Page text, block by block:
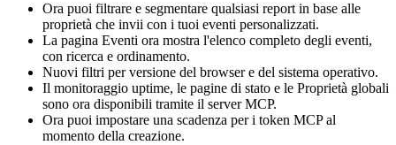
Ora puoi filtrare e segmentare qualsiasi report in base alle
proprietà che invii con i tuoi eventi personalizzati.
La pagina Eventi ora mostra l'elenco completo degli eventi,
con ricerca e ordinamento.
Nuovi filtri per versione del browser e del sistema operativo.
Il monitoraggio uptime, le pagine di stato e le Proprietà globali
sono ora disponibili tramite il server MCP.
Ora puoi impostare una scadenza per i token MCP al
momento della creazione.